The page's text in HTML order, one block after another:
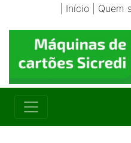
Início Quem